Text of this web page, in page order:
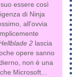
essere così
di Ninja
all'ovvia
2 lascia
opere sanno
non è una
Microsoft...